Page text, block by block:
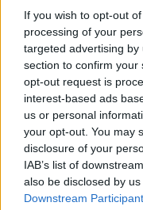
If you wish to opt-out
processing of your
targeted advertising
section to confirm your
opt-out request is
interest-based ads
us or personal
your opt-out. You may
disclosure of your
IAB’s list of
also be disclosed by
Downstream
örülnék, ha
Pályázatom
való adaptálása. 2019-
évfordulóján a
indított, amely
az elmúlt három